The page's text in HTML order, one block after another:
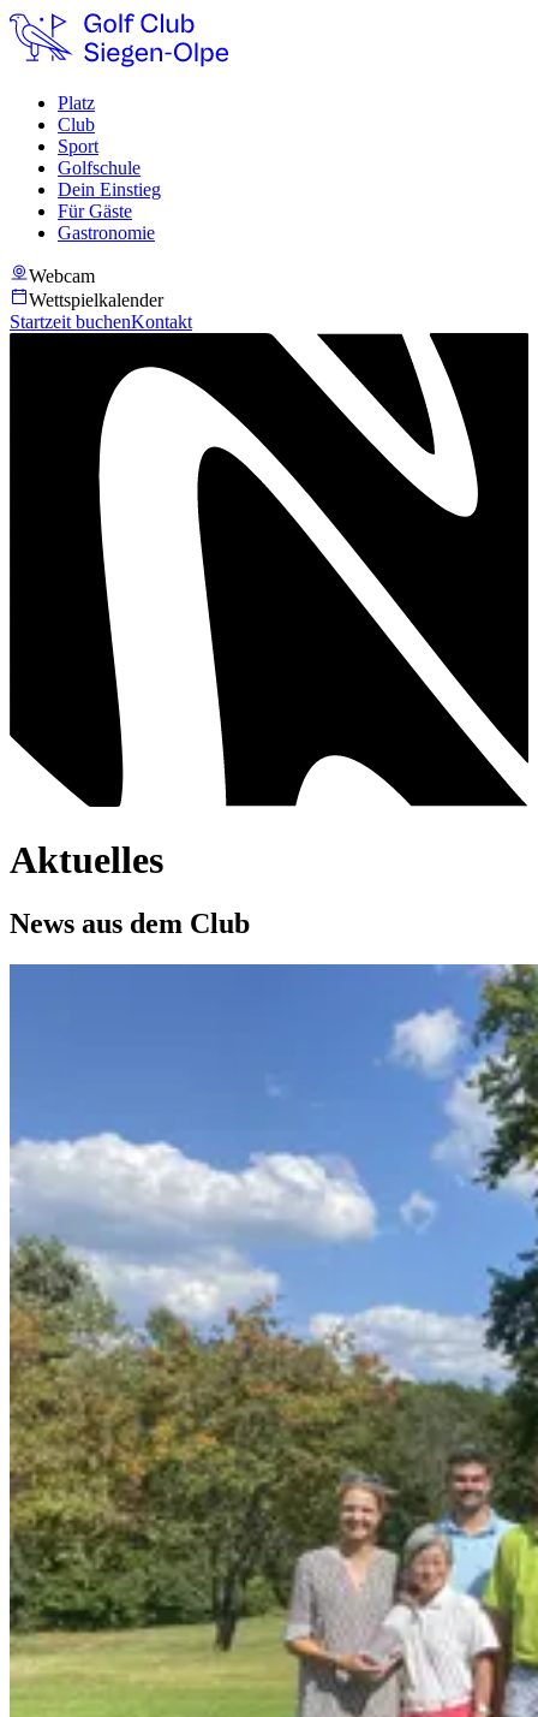
Platz
Club
Sport
Golfschule
Dein Einstieg
Für Gäste
Gastronomie
Webcam
Wettspielkalender
Startzeit buchenKontakt
Aktuelles
News aus dem Club